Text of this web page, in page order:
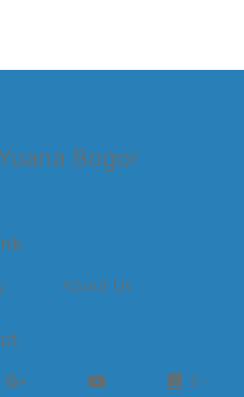
Bogor
About Us
E-